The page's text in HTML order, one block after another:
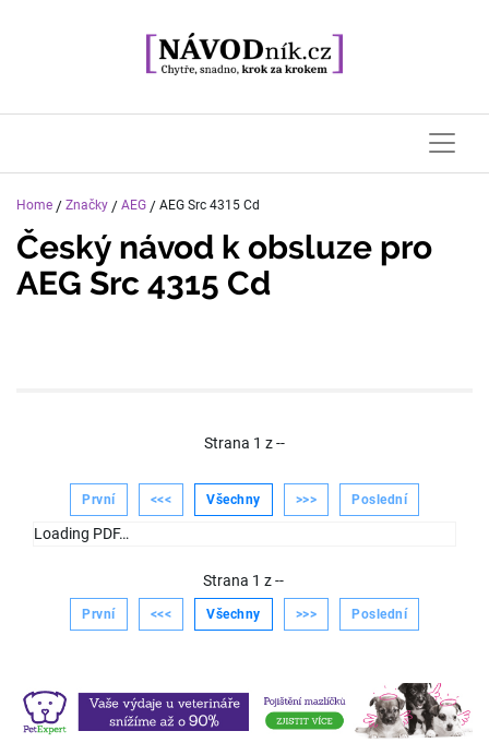
Home / Značky / AEG / AEG Src 4315 Cd
Český návod k obsluze pro
AEG Src 4315 Cd
Strana 1 z--
První <<< Všechny >>> Poslední
Loading PDF…
Strana 1 z--
První <<< Všechny >>> Poslední